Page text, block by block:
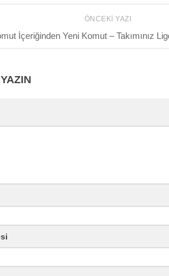
ÖNCEKI YAZI
İçeriğinden Yeni Komut – Takımınız